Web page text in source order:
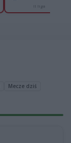
II liga
Mecze dziś